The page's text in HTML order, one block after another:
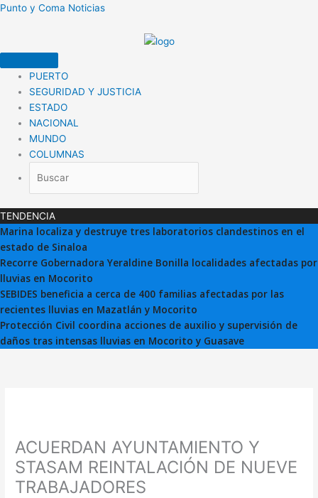
Ir
Punto y Coma Noticias
PUERTO
SEGURIDAD Y JUSTICIA
ESTADO
NACIONAL
MUNDO
COLUMNAS
TENDENCIA
Marina localiza y destruye tres laboratorios clandestinos en el
estado de Sinaloa
Recorre Gobernadora Yeraldine Bonilla localidades afectadas por
lluvias en Mocorito
SEBIDES beneficia a cerca de 400 familias afectadas por las
recientes lluvias en Mazatlán y Mocorito
Protección Civil coordina acciones de auxilio y supervisión de
daños tras intensas lluvias en Mocorito y Guasave
ACUERDAN AYUNTAMIENTO Y
STASAM REINTALACIÓN DE NUEVE
TRABAJADORES